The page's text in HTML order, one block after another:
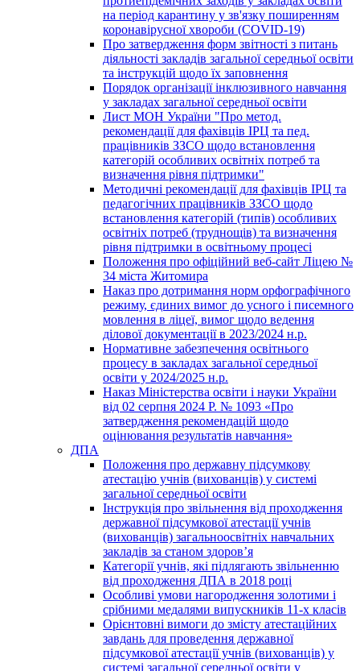
на період карантину у зв'язку поширенням
коронавірусної хвороби (COVID-19)
Про затвердження форм звітності з питань
діяльності закладів загальної середньої освіти
та інструкцій щодо їх заповнення
Порядок організації інклюзивного навчання
у закладах загальної середньої освіти
Лист МОН України "Про метод.
рекомендації для фахівців ІРЦ та пед.
працівників ЗЗСО щодо встановлення
категорій особливих освітніх потреб та
визначення рівня підтримки"
Методичні рекомендації для фахівців ІРЦ та
педагогічних працівників ЗЗСО щодо
встановлення категорій (типів) особливих
освітніх потреб (труднощів) та визначення
рівня підтримки в освітньому процесі
Положення про офіційний веб-сайт Ліцею №
34 міста Житомира
Наказ про дотримання норм орфографічного
режиму, єдиних вимог до усного і писемного
мовлення в ліцеї, вимог щодо ведення
ділової документації в 2023/2024 н.р.
Нормативне забезпечення освітнього
процесу в закладах загальної середньої
освіти у 2024/2025 н.р.
Наказ Міністерства освіти і науки України
від 02 серпня 2024 Р. № 1093 «Про
затвердження рекомендацій щодо
оцінювання результатів навчання»
ДПА
Положення про державну підсумкову
атестацію учнів (вихованців) у системі
загальної середньої освіти
Інструкція про звільнення від проходження
державної підсумкової атестації учнів
(вихованців) загальноосвітніх навчальних
закладів за станом здоров’я
Категорії учнів, які підлягають звільненню
від проходження ДПА в 2018 році
Особливі умови нагородження золотими і
срібними медалями випускників 11-х класів
Орієнтовні вимоги до змісту атестаційних
завдань для проведення державної
підсумкової атестації учнів (вихованців) у
системі загальної середньої освіти у